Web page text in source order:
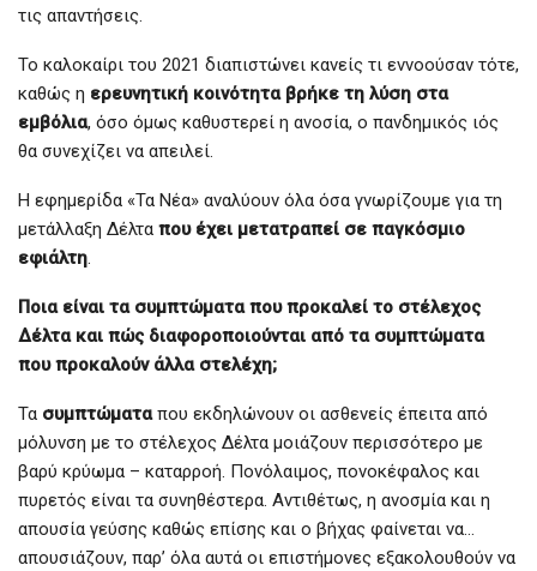
τις απαντήσεις.
Το καλοκαίρι του 2021 διαπιστώνει κανείς τι εννοούσαν τότε,
καθώς η ερευνητική κοινότητα βρήκε τη λύση στα
εμβόλια, όσο όμως καθυστερεί η ανοσία, ο πανδημικός ιός
θα συνεχίζει να απειλεί.
Η εφημερίδα «Τα Νέα» αναλύουν όλα όσα γνωρίζουμε για τη
μετάλλαξη Δέλτα που έχει μετατραπεί σε παγκόσμιο
εφιάλτη.
Ποια είναι τα συμπτώματα που προκαλεί το στέλεχος
Δέλτα και πώς διαφοροποιούνται από τα συμπτώματα
που προκαλούν άλλα στελέχη;
Τα συμπτώματαπου εκδηλώνουν οι ασθενείς έπειτα από
μόλυνση με το στέλεχος Δέλτα μοιάζουν περισσότερο με
βαρύ κρύωμα – καταρροή. Πονόλαιμος, πονοκέφαλος και
πυρετός είναι τα συνηθέστερα. Αντιθέτως, η ανοσμία και η
απουσία γεύσης καθώς επίσης και ο βήχας φαίνεται να…
απουσιάζουν, παρ’ όλα αυτά οι επιστήμονες εξακολουθούν να